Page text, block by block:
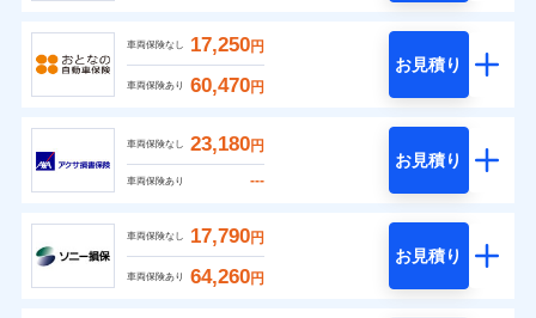
車両保険なし 17,250円
車両保険あり 60,470円
お見積り
車両保険なし 23,180円
車両保険あり ---
お見積り
車両保険なし 17,790円
車両保険あり 64,260円
お見積り